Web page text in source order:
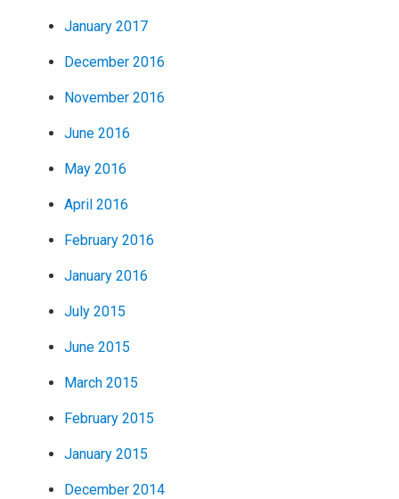
January 2017
December 2016
November 2016
June 2016
May 2016
April 2016
February 2016
January 2016
July 2015
June 2015
March 2015
February 2015
January 2015
December 2014